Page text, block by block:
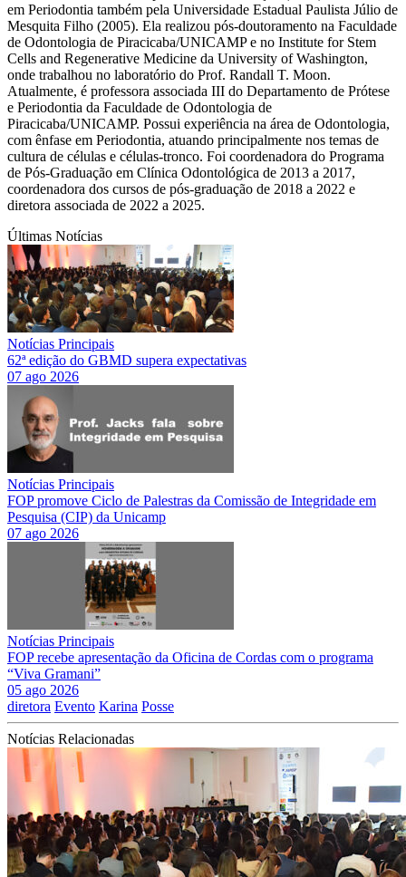
em Periodontia também pela Universidade Estadual Paulista Júlio de
Mesquita Filho (2005). Ela realizou pós-doutoramento na Faculdade
de Odontologia de Piracicaba/UNICAMP e no Institute for Stem
Cells and Regenerative Medicine da University of Washington,
onde trabalhou no laboratório do Prof. Randall T. Moon.
Atualmente, é professora associada III do Departamento de Prótese
e Periodontia da Faculdade de Odontologia de
Piracicaba/UNICAMP. Possui experiência na área de Odontologia,
com ênfase em Periodontia, atuando principalmente nos temas de
cultura de células e células-tronco. Foi coordenadora do Programa
de Pós-Graduação em Clínica Odontológica de 2013 a 2017,
coordenadora dos cursos de pós-graduação de 2018 a 2022 e
diretora associada de 2022 a 2025.
Últimas Notícias
Notícias Principais
62ª edição do GBMD supera expectativas
07 ago 2026
Notícias Principais
FOP promove Ciclo de Palestras da Comissão de Integridade em
Pesquisa (CIP) da Unicamp
07 ago 2026
Notícias Principais
FOP recebe apresentação da Oficina de Cordas com o programa
“Viva Gramani”
05 ago 2026
diretora Evento Karina Posse
Notícias Relacionadas